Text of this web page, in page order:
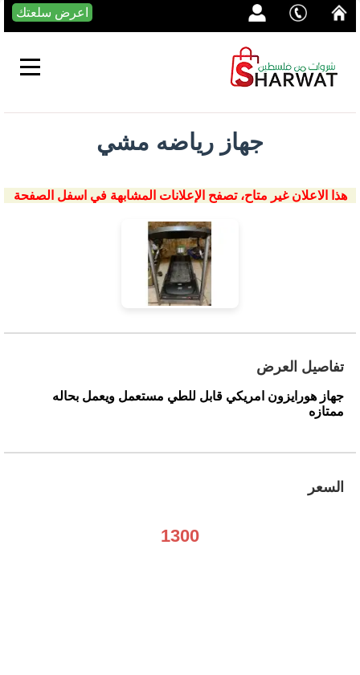
اعرض سلعتك
جهاز رياضه مشي
هذا الاعلان غير متاح، تصفح الإعلانات المشابهة في اسفل الصفحة
تفاصيل العرض
جهاز هورايزون امريكي قابل للطي مستعمل ويعمل بحاله
ممتازه
السعر
1300